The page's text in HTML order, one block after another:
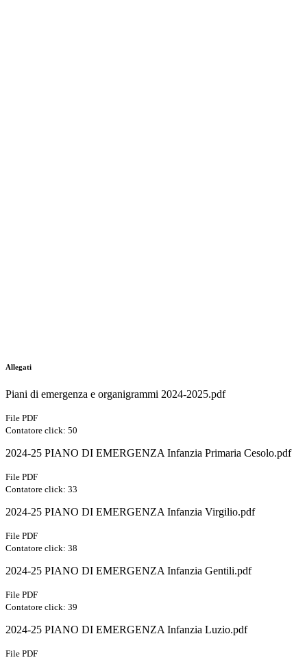
Allegati
Piani di emergenza e organigrammi 2024-2025.pdf
File PDF
Contatore click: 50
2024-25 PIANO DI EMERGENZA Infanzia Primaria Cesolo.pdf
File PDF
Contatore click: 33
2024-25 PIANO DI EMERGENZA Infanzia Virgilio.pdf
File PDF
Contatore click: 38
2024-25 PIANO DI EMERGENZA Infanzia Gentili.pdf
File PDF
Contatore click: 39
2024-25 PIANO DI EMERGENZA Infanzia Luzio.pdf
File PDF